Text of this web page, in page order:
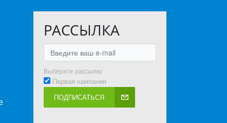
РАССЫЛКА
Выберите рассылку
Первая кампания
ПОДПИСАТЬСЯ